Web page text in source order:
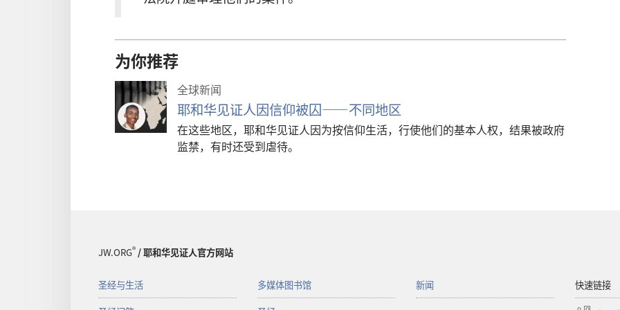
为你推荐
全球新闻
耶和华见证人因信仰被囚——不同地区
在这些地区，耶和华见证人因为按信仰生活，行使他们的基本人权，结果被政府
监禁，有时还受到虐待。
JW.ORG®/ 耶和华见证人官方网站
圣经与生活 多媒体图书馆 新闻 快速链接